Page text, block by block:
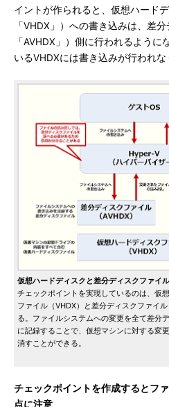
イントが作られると、仮想ハード
「VHDX」）への書き込みは、差
「AVHDX」）側に行われるよう
いるVHDXには書き込みが行われな
仮想ハードディスクと差分ディスクファイル
チェックポイントを実現しているのは、仮
ファイル（VHDX）と差分ディスクファイ
る。ファイルシステムへの変更を全て差分
に記録することで、仮想マシンに対する変
消すことができる。
チェックポイントを作成するとフ
点に注意